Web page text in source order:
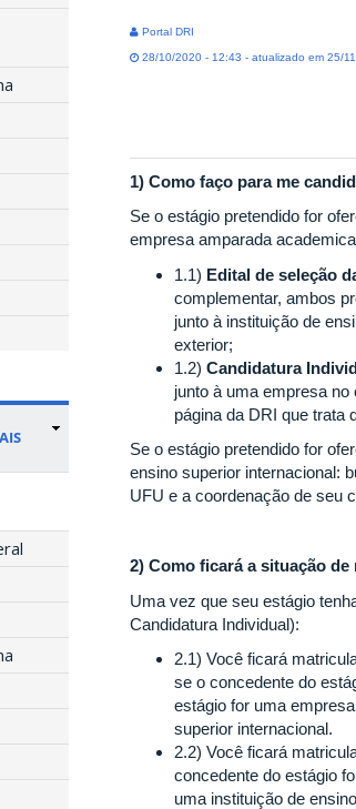
Portal DRI
28/10/2020 - 12:43 - atualizado em 25/
1) Como faço para me
Se o estágio pretendido for
empresa amparada
1.1) Edital de seleção
complementar, ambos
junto à instituição de
exterior;
1.2) Candidatura
junto à uma empresa
página da DRI que trata
Se o estágio pretendido for
ensino superior internacional:
UFU e a coordenação de seu
2) Como ficará a situação
Uma vez que seu estágio
Candidatura Individual):
2.1) Você ficará
se o concedente do
estágio for uma
superior internacional.
2.2) Você ficará
concedente do estágio
uma instituição de